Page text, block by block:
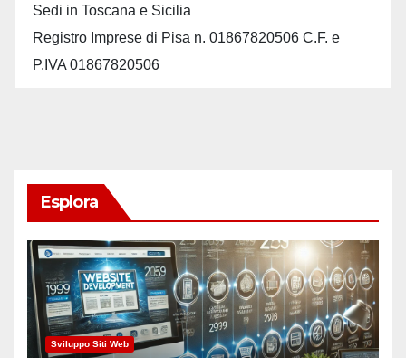
Sedi in Toscana e Sicilia
Registro Imprese di Pisa n. 01867820506 C.F. e
P.IVA 01867820506
Esplora
Sviluppo Siti Web